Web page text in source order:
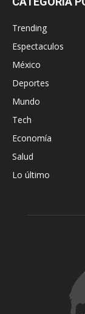
Trending
Espectaculos
México
Deportes
Mundo
Tech
Economía
Salud
Lo último